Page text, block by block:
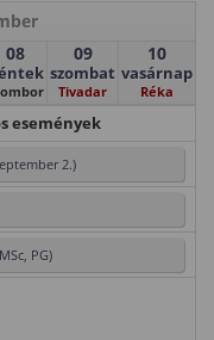
08 09
szombat
Tivadar
10
vasárnap
Réka
események
2.)
PG)